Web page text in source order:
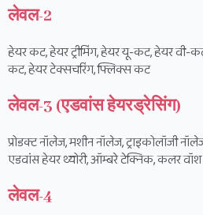
लेवल-2
हेयर कट, हेयर ट्रीमिंग, हेयर यू-कट, हेयर वी-
कट, हेयर टेक्सचरिंग, फ्लिक्स कट
लेवल-3 (एडवांस हेयरड्रेसिंग)
प्रोडक्ट नॉलेज, मशीन नॉलेज, ट्राइकोलॉजी
एडवांस हेयर थ्योरी, ऑम्बरे टेक्निक, कलर वॉश
लेवल-4